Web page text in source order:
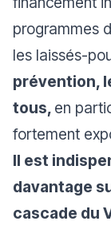
programmes
les laissés-
prévention,
tous, en
fortement
Il est
davantage
cascade du